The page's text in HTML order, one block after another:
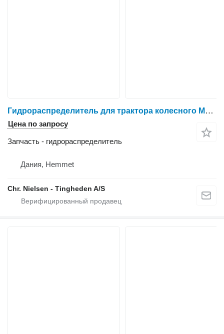
Гидрораспределитель для трактора колесного Massey Ferguson 6260
Цена по запросу
Запчасть - гидрораспределитель
Дания, Hemmet
Chr. Nielsen - Tingheden A/S